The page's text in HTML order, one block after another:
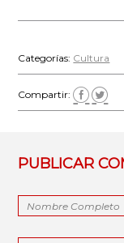
Categorías: Cultura
Compartir:
PUBLICAR